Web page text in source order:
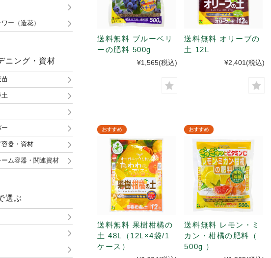
送料無料 ブルーベリ
ーの肥料 500g
¥1,565(税込)
送料無料 オリーブの
土 12L
¥2,401 (税込)
送料無料 果樹柑橘の
土 48L（12L×4袋/1
ケース）
送料無料 レモン・ミ
カン・柑橘の肥料（
500g ）
ー（造花）
ニング・資材
苗
土
器・資材
ム容器・関連資材
選ぶ